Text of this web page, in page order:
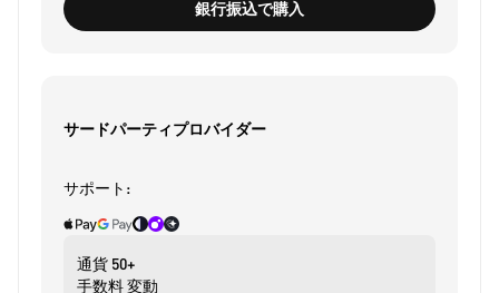
銀行振込で購入
サードパーティプロバイダー
サポート:
通貨 50+
手数料変動